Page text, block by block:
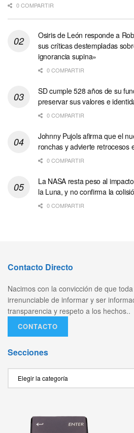
0 COMPARTIR
Osiris de León responde a
sus críticas destempladas
ignorancia supina»
0 COMPARTIR
SD cumple 528 años de su
preservar sus valores e
0 COMPARTIR
Johnny Pujols afirma que el
ronchas y advierte retrocesos
0 COMPARTIR
La NASA resta peso al
la Luna, y no confirma la
0 COMPARTIR
Contacto Directo
Nacimos con la convicción de que
irrenunciable de informar y ser
transparencia y respeto a los hechos..
CONTACTO
Secciones